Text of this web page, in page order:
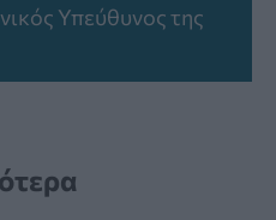
Υπεύθυνος της